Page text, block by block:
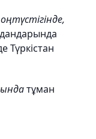
Түркістан
тұман